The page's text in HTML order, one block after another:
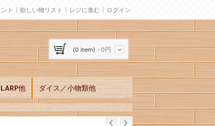
ト 欲しい物リスト レジに進む ログイン
(0 item) - 0円
他 ダイス／小物類他